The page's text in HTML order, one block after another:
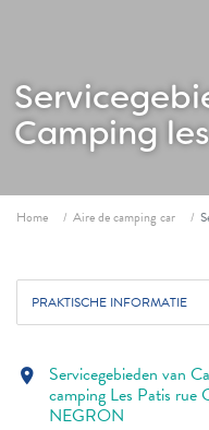
Camping
Fil d'ariane
Home Aire de camping car
PRAKTISCHE INFORMATIE
location_on Servicegebieden van
camping Les Patis
NEGRON